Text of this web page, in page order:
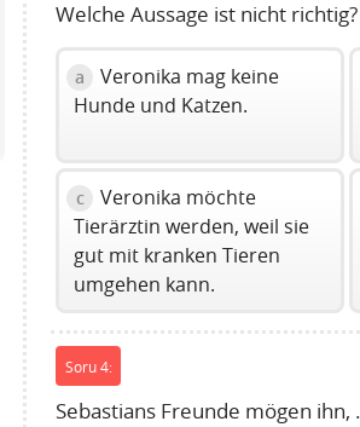
Welche Aussage ist nicht richtig?
a
Veronika mag keine
Hunde und Katzen.
c
Veronika möchte
Tierärztin werden, weil sie
gut mit kranken Tieren
umgehen kann.
Soru 4:
Sebastians Freunde mögen ihn,